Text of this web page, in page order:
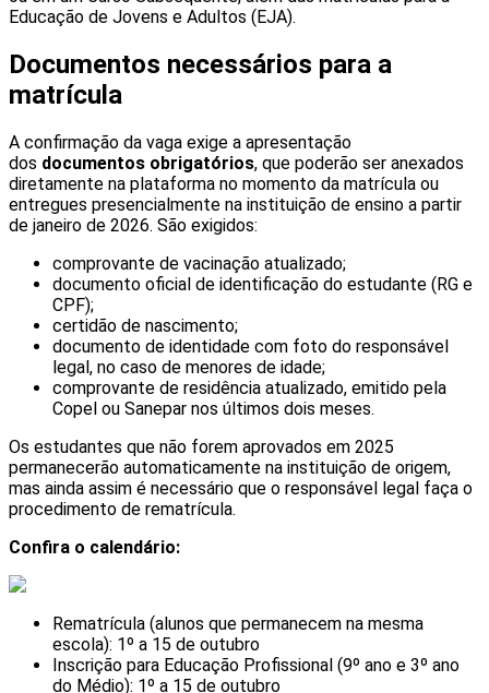
Educação de Jovens e Adultos (EJA).
Documentos necessários para a
matrícula
A confirmação da vaga exige a apresentação
dos documentos obrigatórios, que poderão ser anexados
diretamente na plataforma no momento da matrícula ou
entregues presencialmente na instituição de ensino a partir
de janeiro de 2026. São exigidos:
comprovante de vacinação atualizado;
documento oficial de identificação do estudante (RG e
CPF);
certidão de nascimento;
documento de identidade com foto do responsável
legal, no caso de menores de idade;
comprovante de residência atualizado, emitido pela
Copel ou Sanepar nos últimos dois meses.
Os estudantes que não forem aprovados em 2025
permanecerão automaticamente na instituição de origem,
mas ainda assim é necessário que o responsável legal faça o
procedimento de rematrícula.
Confira o calendário:
Rematrícula (alunos que permanecem na mesma
escola): 1º a 15 de outubro
Inscrição para Educação Profissional (9º ano e 3º ano
do Médio): 1º a 15 de outubro